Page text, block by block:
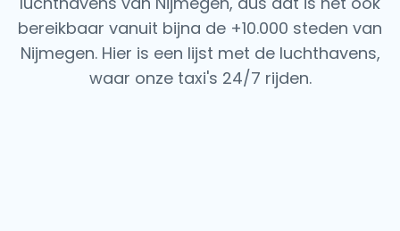
bereikbaar vanuit bijna de +10.000 steden van
Nijmegen. Hier is een lijst met de luchthavens,
waar onze taxi's 24/7 rijden.